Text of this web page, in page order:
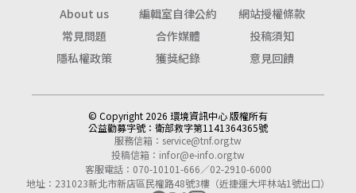
About us
編輯室自律公約
網站授權條款
常見問題
合作媒體
投稿須知
隱私權政策
獲獎紀錄 意見回饋
© Copyright 2026 環境資訊中心 版權所有
公益勸募字號： 衛部救字第1141364365號
服務信箱： service@tnf.org.tw
投稿信箱： infor@e-info.org.tw
客服電話：070-10101-666／02-2910-6000
地址：231023新北市新店區民權路48號3樓（近捷運大坪林站1號出口）